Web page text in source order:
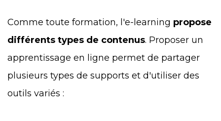
Comme toute formation, l'e-learning propose
différents types de contenus. Proposer un
apprentissage en ligne permet de partager
plusieurs types de supports et d'utiliser des
outils variés :